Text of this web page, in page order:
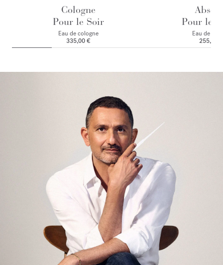
Cologne
Pour le Soir
Eau de cologne
335,00 €
Pour le
Eau de
255,00 €